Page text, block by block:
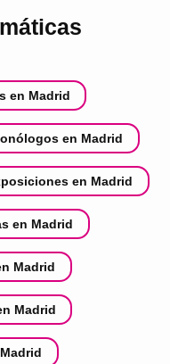
en Madrid
en Madrid
en Madrid
en Madrid
Madrid
Madrid